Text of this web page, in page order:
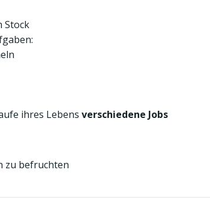
Stock
ihres Lebens verschiedene Jobs
zu befruchten